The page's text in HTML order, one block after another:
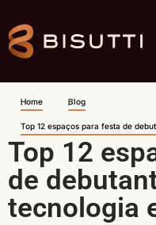
Home Blog
Top 12 espaços para festa de
Top 12
de
tecnologia